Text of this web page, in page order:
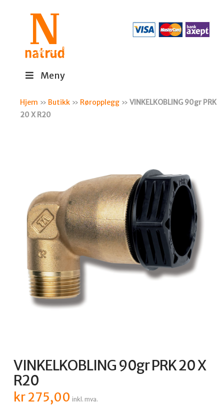
Meny
Hjem » Butikk » Røropplegg »VINKELKOBLING 90gr PRK
20 X R20
VINKELKOBLING 90gr PRK 20 X
R20
kr275,00 inkl. mva.